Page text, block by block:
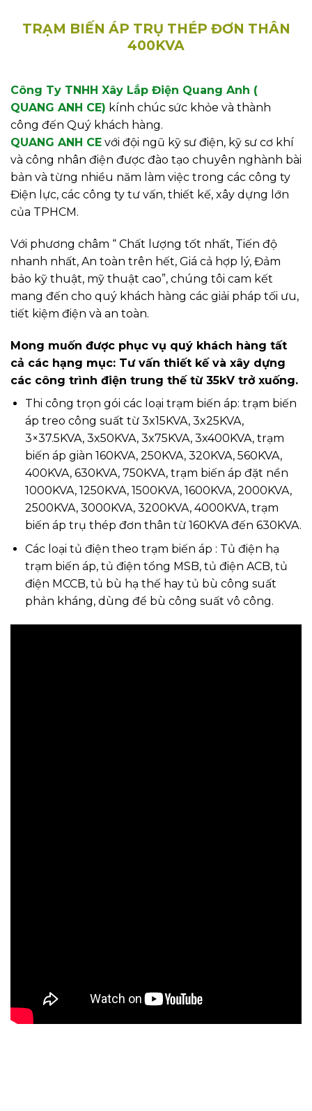
TRẠM BIẾN ÁP TRỤ THÉP ĐƠN THÂN
400KVA
Công Ty TNHH Xây Lắp Điện Quang Anh (
QUANG ANH CE) kính chúc sức khỏe và thành
công đến Quý khách hàng.
QUANG ANH CE với đội ngũ kỹ sư điện, kỹ sư cơ khí
và công nhân điện được đào tạo chuyên nghành bài
bản và từng nhiều năm làm việc trong các công ty
Điện lực, các công ty tư vấn, thiết kế, xây dựng lớn
của TPHCM.
Với phương châm “ Chất lượng tốt nhất, Tiến độ
nhanh nhất, An toàn trên hết, Giá cả hợp lý, Đảm
bảo kỹ thuật, mỹ thuật cao”, chúng tôi cam kết
mang đến cho quý khách hàng các giải pháp tối ưu,
tiết kiệm điện và an toàn.
Mong muốn được phục vụ quý khách hàng tất
cả các hạng mục: Tư vấn thiết kế và xây dựng
các công trình điện trung thế từ 35kV trở xuống.
Thi công trọn gói các loại trạm biến áp: trạm biến
áp treo công suất từ 3x15KVA, 3x25KVA,
3×37.5KVA, 3x50KVA, 3x75KVA, 3x400KVA, trạm
biến áp giàn 160KVA, 250KVA, 320KVA, 560KVA,
400KVA, 630KVA, 750KVA, trạm biến áp đặt nền
1000KVA, 1250KVA, 1500KVA, 1600KVA, 2000KVA,
2500KVA, 3000KVA, 3200KVA, 4000KVA, trạm
biến áp trụ thép đơn thân từ 160KVA đến 630KVA.
Các loại tủ điện theo trạm biến áp : Tủ điện hạ
trạm biến áp, tủ điện tổng MSB, tủ điện ACB, tủ
điện MCCB, tủ bù hạ thế hay tủ bù công suất
phản kháng, dùng để bù công suất vô công.